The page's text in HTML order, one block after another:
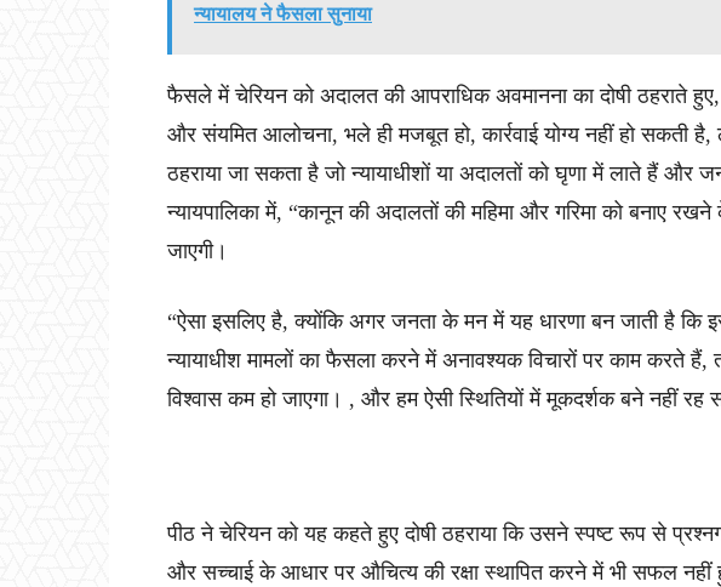
न्यायालय ने फैसला सुनाया
फैसले में चेरियन को अदालत की आपराधिक अवमानना का दोषी ठहराते हुए,
और संयमित आलोचना, भले ही मजबूत हो, कार्रवाई योग्य नहीं हो सकती है,
ठहराया जा सकता है जो न्यायाधीशों या अदालतों को घृणा में लाते हैं और
न्यायपालिका में, “कानून की अदालतों की महिमा और गरिमा को बनाए रखने
जाएगी।
“ऐसा इसलिए है, क्योंकि अगर जनता के मन में यह धारणा बन जाती है कि
न्यायाधीश मामलों का फैसला करने में अनावश्यक विचारों पर काम करते हैं,
विश्वास कम हो जाएगा। , और हम ऐसी स्थितियों में मूकदर्शक बने नहीं
पीठ ने चेरियन को यह कहते हुए दोषी ठहराया कि उसने स्पष्ट रूप से
और सच्चाई के आधार पर औचित्य की रक्षा स्थापित करने में भी सफल